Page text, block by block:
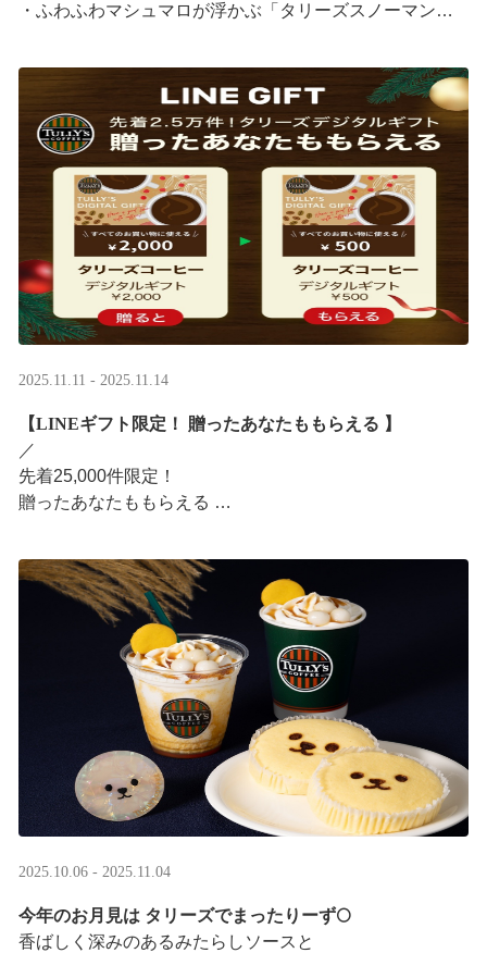
・ふわふわマシュマロが浮かぶ「タリーズスノーマンラ
特別なドリンクと一緒に、クリスマス気分をお楽しみく
ださい。
2025.11.11 - 2025.11.14
【LINEギフト限定！ 贈ったあなたももらえる ​】
／ ​
先着25,000件限定！​
贈ったあなたももらえる ​
LINEギフト限定！ タリーズデジタルギフト2,000円分を
贈ると、自分も500円分のデジタルギフトがもらえるキャ
ンペーンがス ···
2025.10.06 - 2025.11.04
今年のお月見は タリーズでまったりーず🌕
香ばしく深みのあるみたらしソースと